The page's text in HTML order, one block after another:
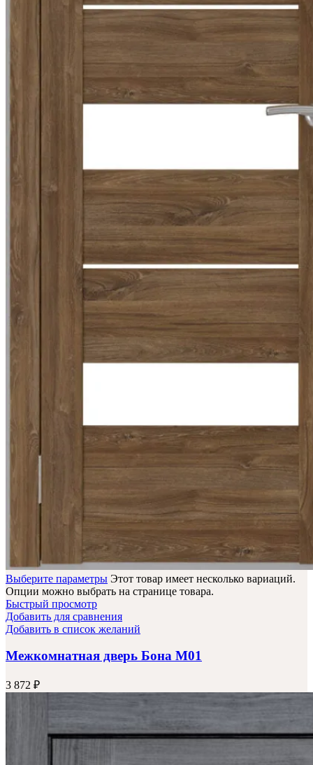
Выберите параметры Этот товар имеет несколько вариаций.
Опции можно выбрать на странице товара.
Быстрый просмотр
Добавить для сравнения
Добавить в список желаний
Межкомнатная дверь Бона М01
3 872 ₽